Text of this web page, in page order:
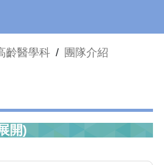
齡醫學科 / 團隊介紹
開)